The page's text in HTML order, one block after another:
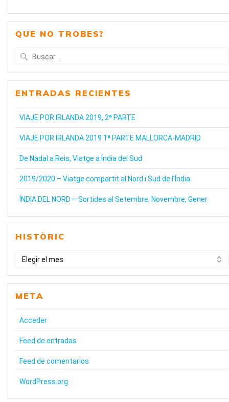
QUE NO TROBES?
Buscar:
ENTRADAS RECIENTES
VIAJE POR IRLANDA 2019, 2ª PARTE
VIAJE POR IRLANDA 2019 1ª PARTE MALLORCA-MADRID
De Nadal a Reis, Viatge a Índia del Sud
2019/2020 – Viatge compartit al Nord i Sud de l’Índia
ÍNDIA DEL NORD – Sortides al Setembre, Novembre, Gener
HISTÒRIC
HISTÒRIC
META
Acceder
Feed de entradas
Feed de comentarios
WordPress.org